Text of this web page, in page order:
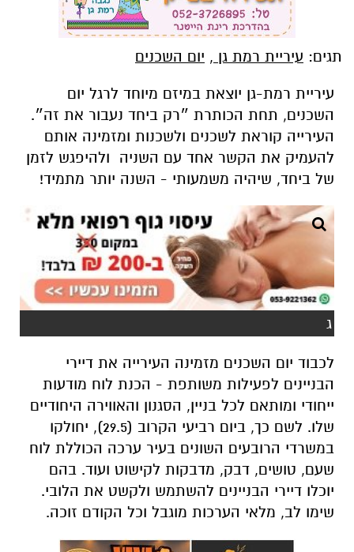
תגים: עיריית רמת גן , יום השכנים
עיריית רמת-גן יוצאת במיזם מיוחד לרגל יום
השכנים, תחת הכותרת ״רק ביחד נעבור את זה״.
העירייה קוראת לשכנים ולשכנות ומזמינה אותם
להעמיק את הקשר אחד עם השניה ולהיפגש לזמן
של ביחד, שיהיה משמעותי - השנה יותר מתמיד!
ג
לכבוד יום השכנים מזמינה העירייה את דיירי
הבניינים לפעילות משותפת - הכנת לוח מודעות
ייחודי ומותאם לכל בניין, הסגנון והאווירה היחודיים
שלו. לשם כך, ביום רביעי הקרוב (29.5), יחולקו
במשרדי הרובעים השונים בעיר ערכה הכוללת לוח
שעם, טושים, דבק, מדבקות לקישוט ועוד. בהם
יוכלו דיירי הבניינים להשתמש ולקשט את הלובי.
שימו לב, מלאי הערכות מוגבל וכל הקודם זוכה.